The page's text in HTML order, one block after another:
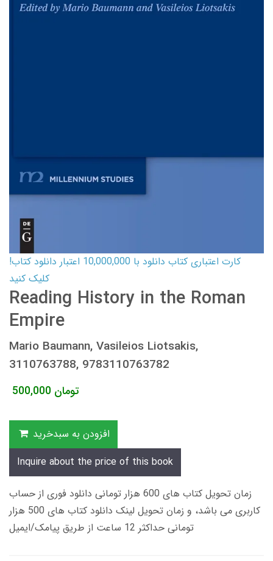
کارت اعتباری کتاب دانلود با 10,000,000 اعتبار دانلود کتاب!
کلیک کنید
Reading History in the Roman
Empire
Mario Baumann, Vasileios Liotsakis,
3110763788, 9783110763782
500,000 تومان
افزودن به سبدخرید
Inquire about the price of this book
زمان تحویل کتاب های 600 هزار تومانی دانلود فوری از حساب
کاربری می باشد، و زمان تحویل لینک دانلود کتاب های 500 هزار
تومانی حداکثر 12 ساعت از طریق پیامک/ایمیل